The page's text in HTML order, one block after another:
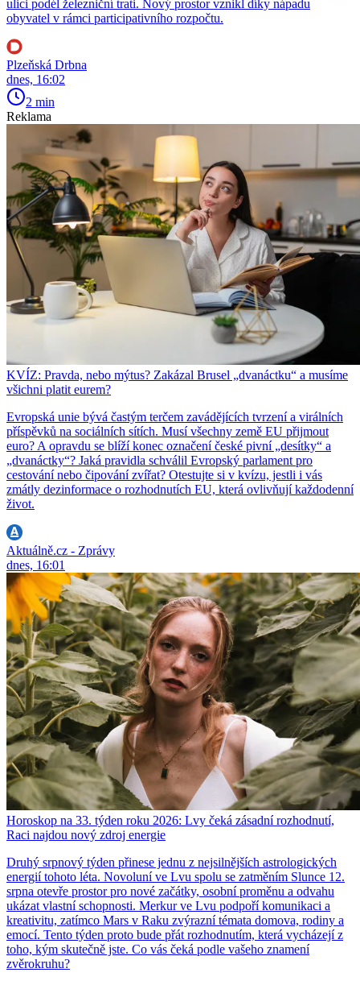
ulici podél železniční trati. Nový prostor vznikl díky nápadu
obyvatel v rámci participativního rozpočtu.
Plzeňská Drbna
dnes, 16:02
2 min
Reklama
KVÍZ: Pravda, nebo mýtus? Zakázal Brusel „dvanáctku“ a musíme
všichni platit eurem?
Evropská unie bývá častým terčem zavádějících tvrzení a virálních
příspěvků na sociálních sítích. Musí všechny země EU přijmout
euro? A opravdu se blíží konec označení české pivní „desítky“ a
„dvanáctky“? Jaká pravidla schválil Evropský parlament pro
cestování nebo čipování zvířat? Otestujte si v kvízu, jestli i vás
zmátly dezinformace o rozhodnutích EU, která ovlivňují každodenní
život.
Aktuálně.cz - Zprávy
dnes, 16:01
Horoskop na 33. týden roku 2026: Lvy čeká zásadní rozhodnutí,
Raci najdou nový zdroj energie
Druhý srpnový týden přinese jednu z nejsilnějších astrologických
energií tohoto léta. Novoluní ve Lvu spolu se zatměním Slunce 12.
srpna otevře prostor pro nové začátky, osobní proměnu a odvahu
ukázat vlastní schopnosti. Merkur ve Lvu podpoří komunikaci a
kreativitu, zatímco Mars v Raku zvýrazní témata domova, rodiny a
emocí. Tento týden proto bude přát rozhodnutím, která vycházejí z
toho, kým skutečně jste. Co vás čeká podle vašeho znamení
zvěrokruhu?